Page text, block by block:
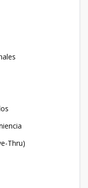
Thru)